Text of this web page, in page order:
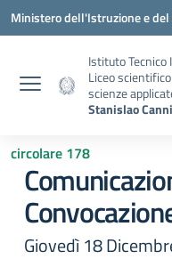
Vai ai contenuti
Vai al menu di navigazione
Vai al footer
Ministero dell'Istruzione e
Istituto
Liceo
scienze
Stanislao
circolare 178
Giovedì 18